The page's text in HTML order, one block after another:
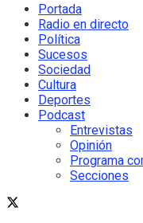
Portada
Radio en directo
Política
Sucesos
Sociedad
Cultura
Deportes
Podcast
Entrevistas
Opinión
Programa
Secciones